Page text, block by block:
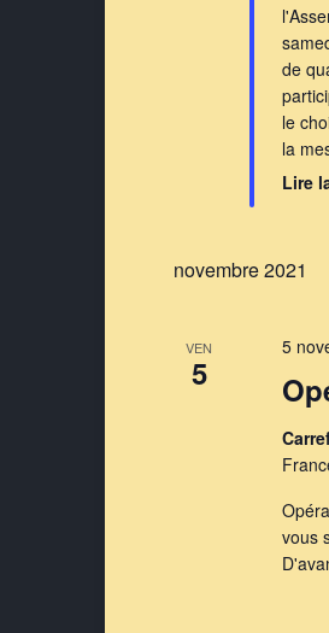
de
le
la
Lire
novembre 2021
VEN
5
5
vous